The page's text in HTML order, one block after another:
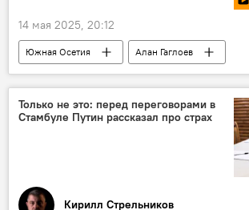
14 мая 2025, 20:12
Южная Осетия
Алан Гаглоев
Президент Южной Осетии
День Победы
Владимир Путин
80-летие Победы в Великой Отечественной войне
Только не это: перед переговорами в
Стамбуле Путин рассказал про страх
Кирилл Стрельников